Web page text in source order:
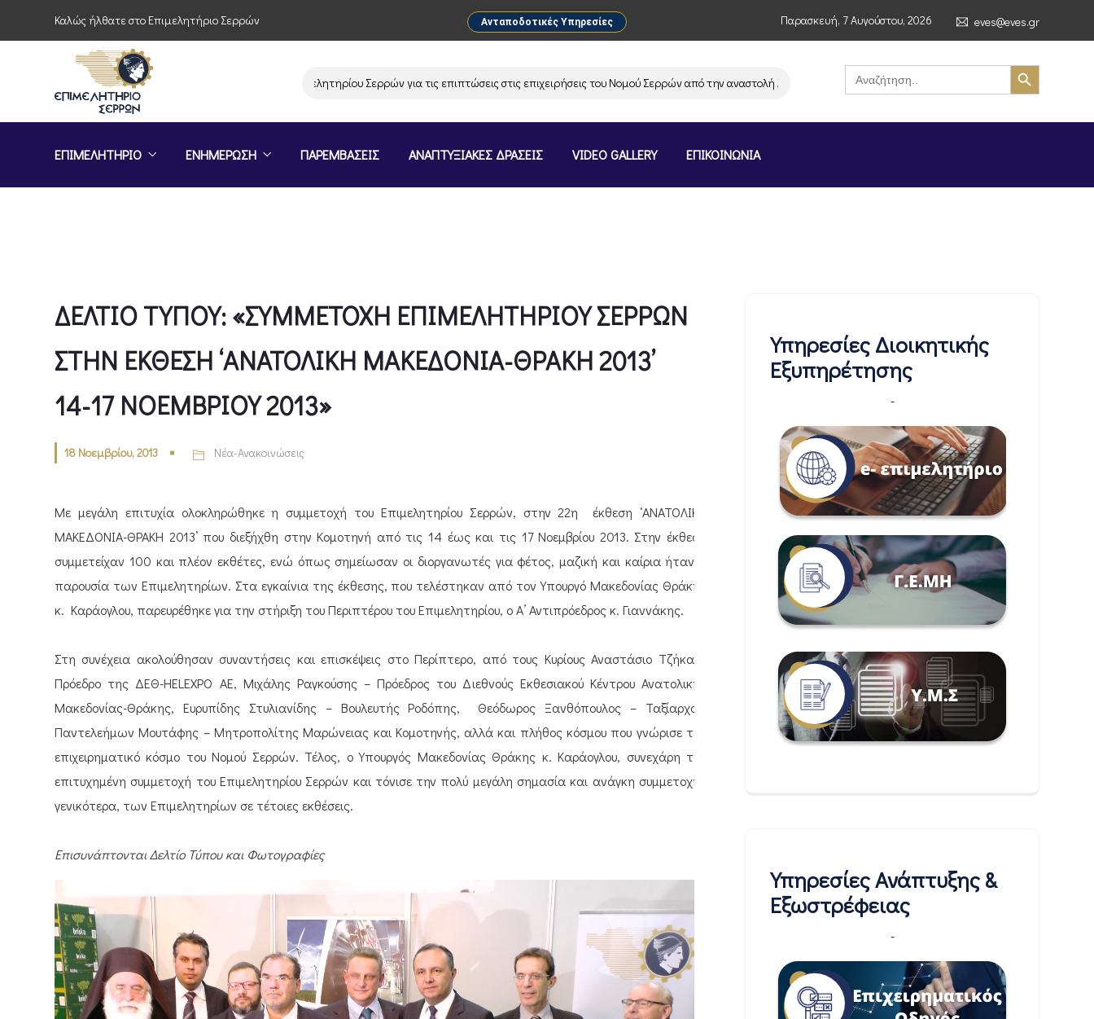
Καλώς ήλθατε στο Επιμελητήριο Σερρών Ανταποδοτικές Υπηρεσίες Παρασκευή, 7 Αυγούστου, 2026 eves@eves.gr
Παρέμβαση του Επιμελητηρίου Σερρών για τις επιπτώσεις στις επιχειρήσεις του Νομού Σερρών από την αναστολή λειτουργίας της αλυσίδας σούπερ μάρκετ MERE στην Ελλάδα –
Search
for:
Search Button
ΕΠΙΜΕΛΗΤΗΡΙΟ ΕΝΗΜΕΡΩΣΗ ΠΑΡΕΜΒΑΣΕΙΣ ΑΝΑΠΤΥΞΙΑΚΕΣ ΔΡΑΣΕΙΣ VIDEO GALLERY ΕΠΙΚΟΙΝΩΝΙΑ
ΔΕΛΤΙΟ ΤΥΠΟΥ: «ΣΥΜΜΕΤΟΧΗ ΕΠΙΜΕΛΗΤΗΡΙΟΥ ΣΕΡΡΩΝ
ΣΤΗΝ ΕΚΘΕΣΗ ‘ΑΝΑΤΟΛΙΚΗ ΜΑΚΕΔΟΝΙΑ-ΘΡΑΚΗ 2013’
14-17 ΝΟΕΜΒΡΙΟΥ 2013»
18 Νοεμβρίου, 2013 Νέα-Ανακοινώσεις
Με μεγάλη επιτυχία ολοκληρώθηκε η συμμετοχή του Επιμελητηρίου Σερρών, στην 22η έκθεση ‘ΑΝΑΤΟΛΙΚΗ
ΜΑΚΕΔΟΝΙΑ-ΘΡΑΚΗ 2013’ που διεξήχθη στην Κομοτηνή από τις 14 έως και τις 17 Νοεμβρίου 2013. Στην έκθεση
συμμετείχαν 100 και πλέον εκθέτες, ενώ όπως σημείωσαν οι διοργανωτές για φέτος, μαζική και καίρια ήταν η
παρουσία των Επιμελητηρίων. Στα εγκαίνια της έκθεσης, που τελέστηκαν από τον Υπουργό Μακεδονίας Θράκης
κ. Καράογλου, παρευρέθηκε για την στήριξη του Περιπτέρου του Επιμελητηρίου, ο Α’ Αντιπρόεδρος κ. Γιαννάκης.
Στη συνέχεια ακολούθησαν συναντήσεις και επισκέψεις στο Περίπτερο, από τους Κυρίους Αναστάσιο Τζήκα –
Πρόεδρο της ΔΕΘ-HELEXPO AE, Μιχάλης Ραγκούσης – Πρόεδρος του Διεθνούς Εκθεσιακού Κέντρου Ανατολικής
Μακεδονίας-Θράκης, Ευρυπίδης Στυλιανίδης – Βουλευτής Ροδόπης, Θεόδωρος Ξανθόπουλος – Ταξίαρχος,
Παντελεήμων Μουτάφης – Μητροπολίτης Μαρώνειας και Κομοτηνής, αλλά και πλήθος κόσμου που γνώρισε τον
επιχειρηματικό κόσμο του Νομού Σερρών. Τέλος, ο Υπουργός Μακεδονίας Θράκης κ. Καράογλου, συνεχάρη την
επιτυχημένη συμμετοχή του Επιμελητηρίου Σερρών και τόνισε την πολύ μεγάλη σημασία και ανάγκη συμμετοχής
γενικότερα, των Επιμελητηρίων σε τέτοιες εκθέσεις.
Επισυνάπτονται Δελτίο Τύπου και Φωτογραφίες
Υπηρεσίες Διοικητικής
Εξυπηρέτησης
-
Υπηρεσίες Ανάπτυξης &
Εξωστρέφειας
-